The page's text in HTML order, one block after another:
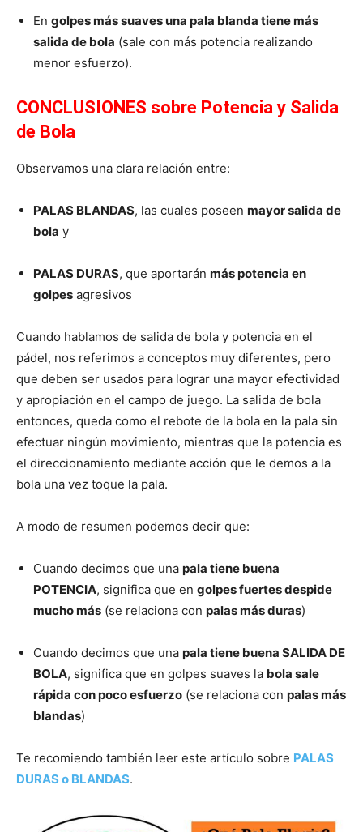
En golpes más suaves una pala blanda tiene más
salida de bola (sale con más potencia realizando
menor esfuerzo).
CONCLUSIONES sobre Potencia y Salida
de Bola
Observamos una clara relación entre:
PALAS BLANDAS, las cuales poseen mayor salida de
bola y
PALAS DURAS, que aportarán más potencia en
golpes agresivos
Cuando hablamos de salida de bola y potencia en el
pádel, nos referimos a conceptos muy diferentes, pero
que deben ser usados para lograr una mayor efectividad
y apropiación en el campo de juego. La salida de bola
entonces, queda como el rebote de la bola en la pala sin
efectuar ningún movimiento, mientras que la potencia es
el direccionamiento mediante acción que le demos a la
bola una vez toque la pala.
A modo de resumen podemos decir que:
Cuando decimos que una pala tiene buena
POTENCIA, significa que en golpes fuertes despide
mucho más (se relaciona con palas más duras)
Cuando decimos que una pala tiene buena SALIDA DE
BOLA, significa que en golpes suaves la bola sale
rápida con poco esfuerzo (se relaciona con palas más
blandas)
Te recomiendo también leer este artículo sobre PALAS
DURAS o BLANDAS.